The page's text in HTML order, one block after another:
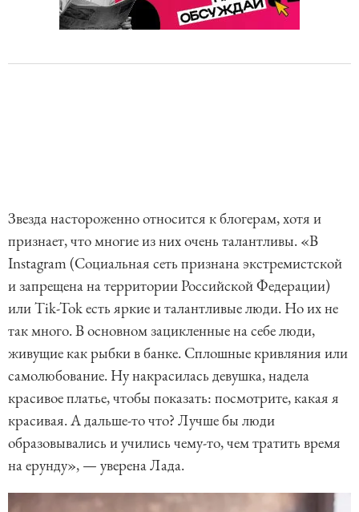
Звезда настороженно относится к блогерам, хотя и
признает, что многие из них очень талантливы. «В
Instagram (Социальная сеть признана экстремистской
и запрещена на территории Российской Федерации)
или Tik-Tok есть яркие и талантливые люди. Но их не
так много. В основном зацикленные на себе люди,
живущие как рыбки в банке. Сплошные кривляния или
самолюбование. Ну накрасилась девушка, надела
красивое платье, чтобы показать: посмотрите, какая я
красивая. А дальше-то что? Лучше бы люди
образовывались и учились чему-то, чем тратить время
на ерунду», — уверена Лада.